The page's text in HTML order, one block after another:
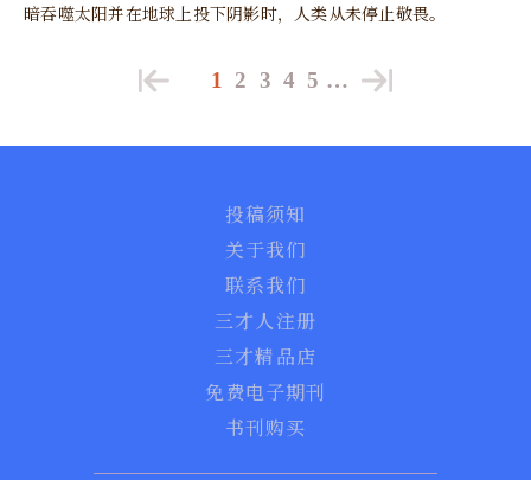
暗吞噬太阳并在地球上投下阴影时，人类从未停止敬畏。
1 2 3 4 5 …
投稿须知
关于我们
联系我们
三才人注册
三才精品店
免费电子期刊
书刊购买